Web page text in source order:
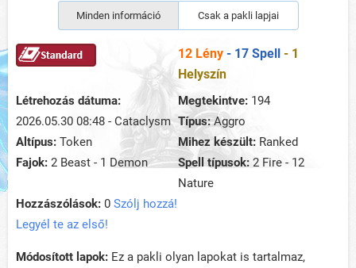
Minden információ Csak a pakli lapjai
12 Lény - 17 Spell - 1
Helyszín
Létrehozás dátuma:
2026.05.30 08:48 - Cataclysm
Megtekintve: 194
Típus:Aggro
Altípus: Token Mihez készült: Ranked
Fajok: 2 Beast - 1 Demon Spell típusok: 2 Fire - 12
Nature
Hozzászólások: 0 Szólj hozzá!
Legyél te az első!
Módosított lapok: Ez a pakli olyan lapokat is tartalmaz,